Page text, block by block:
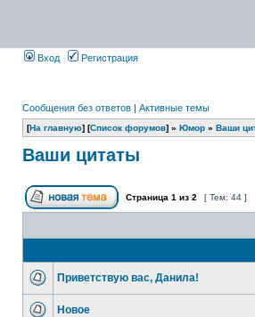
Вход Регистрация
Сообщения без ответов | Активные темы
[На главную] [Список форумов] » Юмор » Ваши
Ваши цитаты
Страница 1 из 2 [ Тем: 44 ]
Приветствую вас, Данила!
Новое